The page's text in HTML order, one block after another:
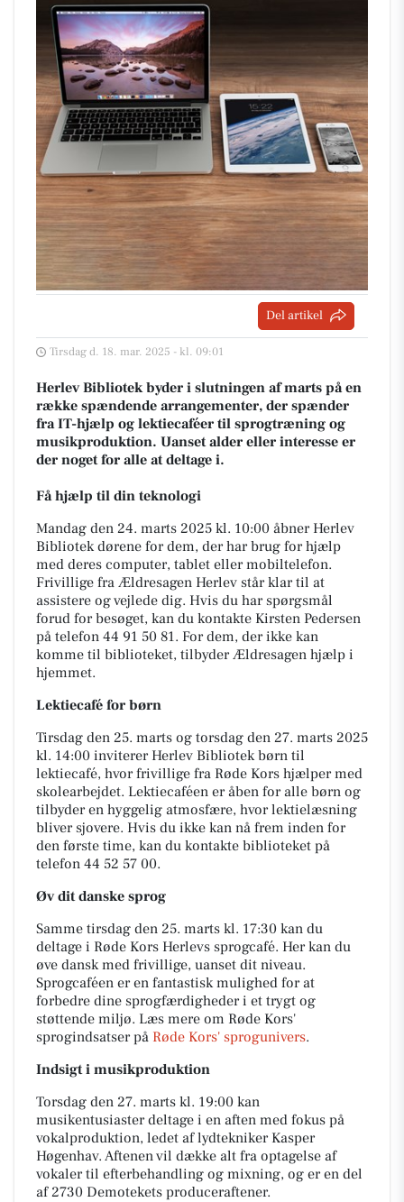
Del artikel
Tirsdag d. 18. mar. 2025 - kl. 09:01
Herlev Bibliotek byder i slutningen af marts på en
række spændende arrangementer, der spænder
fra IT-hjælp og lektiecaféer til sprogtræning og
musikproduktion. Uanset alder eller interesse er
der noget for alle at deltage i.
Få hjælp til din teknologi
Mandag den 24. marts 2025 kl. 10:00 åbner Herlev
Bibliotek dørene for dem, der har brug for hjælp
med deres computer, tablet eller mobiltelefon.
Frivillige fra Ældresagen Herlev står klar til at
assistere og vejlede dig. Hvis du har spørgsmål
forud for besøget, kan du kontakte Kirsten Pedersen
på telefon 44 91 50 81. For dem, der ikke kan
komme til biblioteket, tilbyder Ældresagen hjælp i
hjemmet.
Lektiecafé for børn
Tirsdag den 25. marts og torsdag den 27. marts 2025
kl. 14:00 inviterer Herlev Bibliotek børn til
lektiecafé, hvor frivillige fra Røde Kors hjælper med
skolearbejdet. Lektiecaféen er åben for alle børn og
tilbyder en hyggelig atmosfære, hvor lektielæsning
bliver sjovere. Hvis du ikke kan nå frem inden for
den første time, kan du kontakte biblioteket på
telefon 44 52 57 00.
Øv dit danske sprog
Samme tirsdag den 25. marts kl. 17:30 kan du
deltage i Røde Kors Herlevs sprogcafé. Her kan du
øve dansk med frivillige, uanset dit niveau.
Sprogcaféen er en fantastisk mulighed for at
forbedre dine sprogfærdigheder i et trygt og
støttende miljø. Læs mere om Røde Kors'
sprogindsatser på Røde Kors' sprogunivers.
Indsigt i musikproduktion
Torsdag den 27. marts kl. 19:00 kan
musikentusiaster deltage i en aften med fokus på
vokalproduktion, ledet af lydtekniker Kasper
Høgenhav. Aftenen vil dække alt fra optagelse af
vokaler til efterbehandling og mixning, og er en del
af 2730 Demotekets produceraftener.